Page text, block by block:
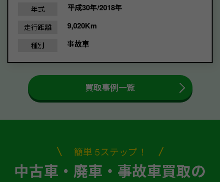
年式 平成30年/2018年
走行距離 9,020Km
種別 事故車
買取事例一覧
簡単 5ステップ！
中古車・廃車・事故車買取の